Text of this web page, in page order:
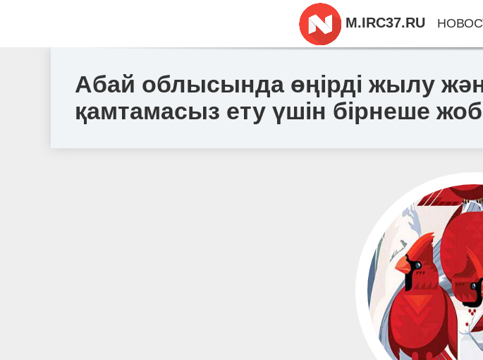
Абай облысында өңірді жылу
қамтамасыз ету үшін бірнеше
M.IRC37.RU